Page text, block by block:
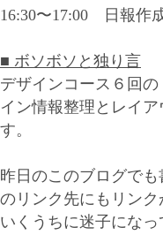
16:30〜17:00 日報作
■ ボソボソと独り言
デザインコース６回
イン情報整理とレイ
す。
昨日のこのブログで
のリンク先にもリン
いくうちに迷子になっ